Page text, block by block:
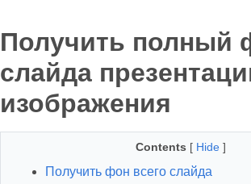
Получить полный
слайда
изображения
Contents [ Hide ]
Получить фон всего слайда